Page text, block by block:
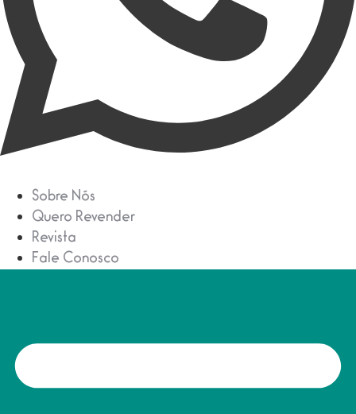
Sobre Nós
Quero Revender
Revista
Fale Conosco